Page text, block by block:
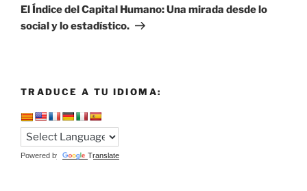
entrada
El Índice del Capital Humano: Una mirada desde lo
social y lo estadístico.
TRADUCE A TU IDIOMA:
Powered by Translate